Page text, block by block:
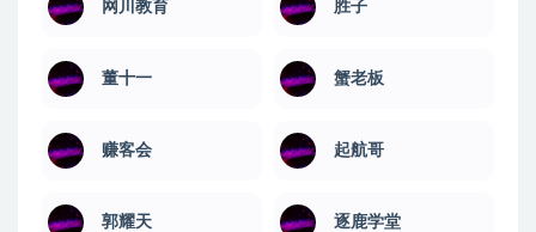
网川教育 ​胜子
董十一 蟹老板
赚客会 起航哥
郭耀天 逐鹿学堂